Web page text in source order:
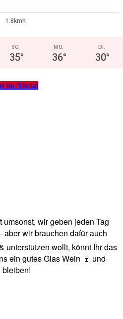
1.8kmh
SO.
35°
MO.
36°
DI.
30°
im Ahrtal
wir geben jeden Tag
aber wir brauchen dafür auch
unterstützen wollt, könnt Ihr das
ein gutes Glas Wein 🍷 und
bleiben!